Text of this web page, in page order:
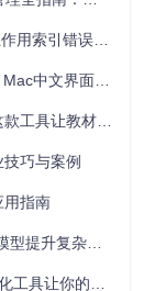
巧与案例
用指南